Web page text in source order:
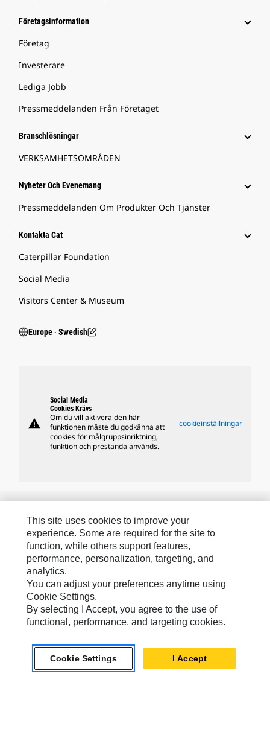
Företagsinformation
Företag
Investerare
Lediga Jobb
Pressmeddelanden Från Företaget
Branschlösningar
VERKSAMHETSOMRÅDEN
Nyheter Och Evenemang
Pressmeddelanden Om Produkter Och Tjänster
Kontakta Cat
Caterpillar Foundation
Social Media
Visitors Center & Museum
Europe ‧ Swedish
warning
Social Media
Cookies Krävs
Om du vill aktivera den här
funktionen måste du godkänna att
cookies för målgruppsinriktning,
funktion och prestanda används.
cookieinställningar
Caterpillar.com
Kontakta Caterpillar
Mina Marknadsföringspreferenser
Platskarta
Juridiskt
Sekretess
This site uses cookies to improve your
experience. Some are required for the site to
function, while others support features,
performance, personalization, targeting, and
analytics.
You can adjust your preferences anytime using
Cookie Settings.
By selecting I Accept, you agree to the use of
functional, performance, and targeting cookies.
Cookie Settings I Accept